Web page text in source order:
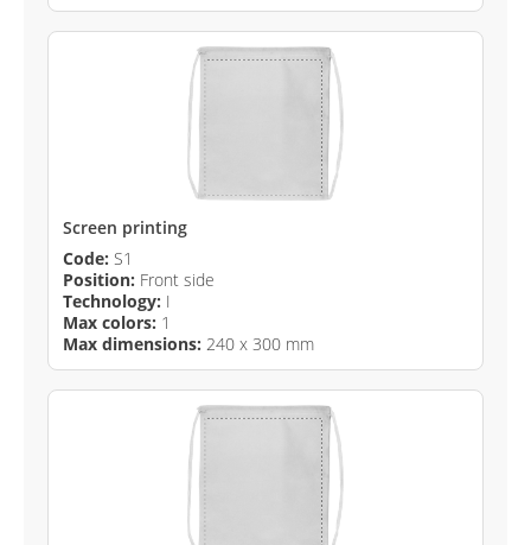
Screen printing
Code: S1
Position: Front side
Technology: I
Max colors: 1
Max dimensions: 240 x 300 mm